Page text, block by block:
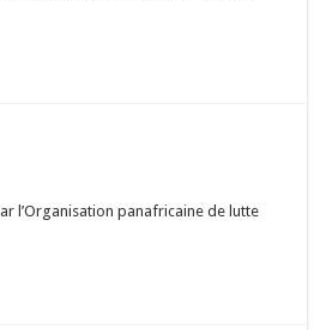
l’Organisation panafricaine de lutte